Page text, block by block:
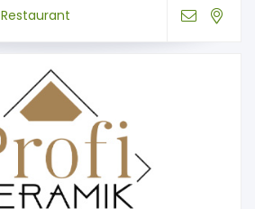
Restaurant